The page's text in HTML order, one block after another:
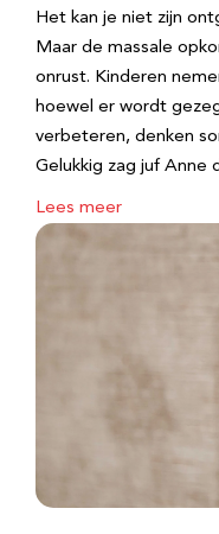
Het kan je niet zijn
Maar de massale
onrust. Kinderen
hoewel er wordt
verbeteren, denken
Gelukkig zag juf Anne
Lees meer